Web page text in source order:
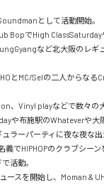
として活動開始。
BopでHigh ClassSaturday
など北大阪のレギ
とMC/Selの二人からなる
、Vinyl playなどで数々の
や布施駅のWhateverや大
ラーパーティに夜な夜な出
義でHIPHOPのクラブシー
活動。
スを開始し、Moman &